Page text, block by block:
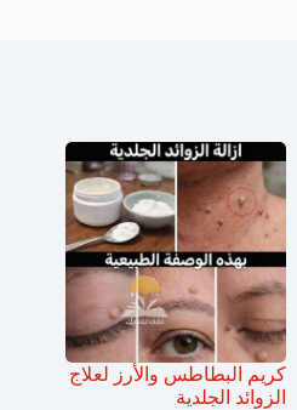
كريم البطاطس والأرز لعلاج
الزوائد الجلدية